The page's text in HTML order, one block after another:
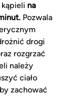
na
Pozwala
drogi
rozgrzać
należy
ciało
zachować